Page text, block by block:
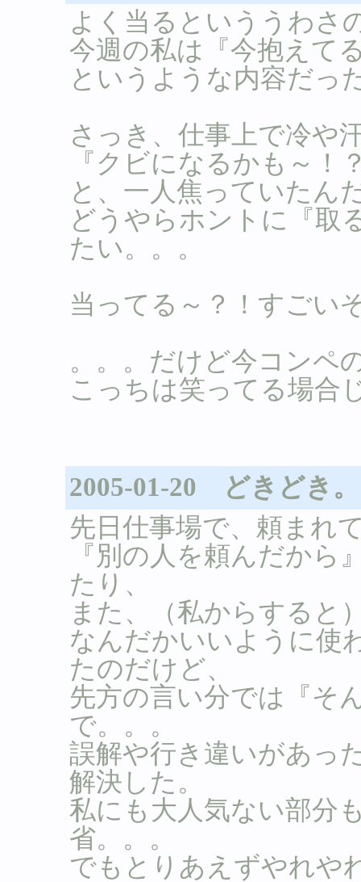
よく当るといううわさ
今週の私は『今抱えて
というような内容だっ
さっき、仕事上で冷や
『クビになるかも～！
と、一人焦っていたん
どうやらホントに『取
たい。。。
当ってる～？！すごい
。。。だけど今コンペ
こっちは笑ってる場合
2005-01-20 どきどき
先日仕事場で、頼まれ
『別の人を頼んだから
たり、
また、（私からすると
なんだかいいように使
たのだけど、
先方の言い分では『そ
で。。。
誤解や行き違いがあっ
解決した。
私にも大人気ない部分
省。。。
でもとりあえずやれや